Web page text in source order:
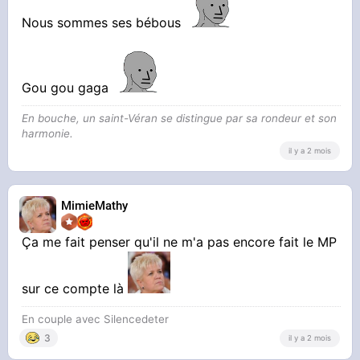
Nous sommes ses bébous
Gou gou gaga
En bouche, un saint-Véran se distingue par sa rondeur et son
harmonie.
il y a 2 mois
MimieMathy
Ça me fait penser qu'il ne m'a pas encore fait le MP
sur ce compte là
En couple avec Silencedeter
3 il y a 2 mois